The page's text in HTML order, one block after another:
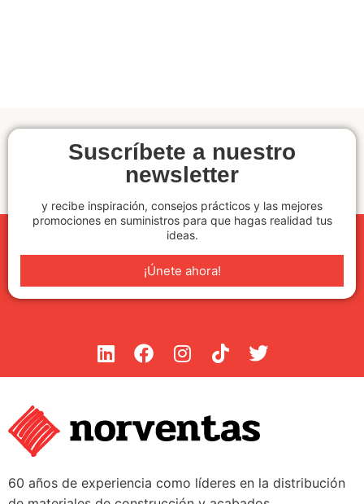
Suscríbete a nuestro
newsletter
y recibe inspiración, consejos prácticos y las mejores
promociones en suministros para que hagas realidad tus
ideas.
¡Únete ahora!
60 años de experiencia como líderes en la distribución